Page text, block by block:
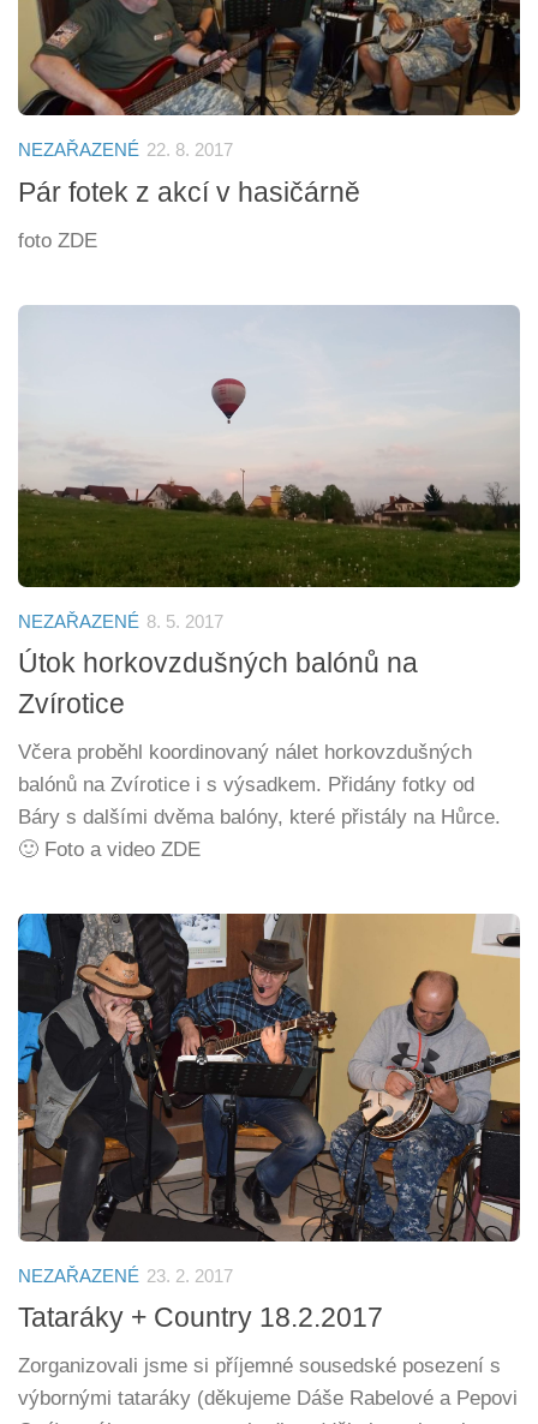
NEZAŘAZENÉ 22. 8. 2017
Pár fotek z akcí v hasičárně
foto ZDE
NEZAŘAZENÉ 8. 5. 2017
Útok horkovzdušných balónů na
Zvírotice
Včera proběhl koordinovaný nálet horkovzdušných
balónů na Zvírotice i s výsadkem. Přidány fotky od
Báry s dalšími dvěma balóny, které přistály na Hůrce.
🙂 Foto a video ZDE
NEZAŘAZENÉ 23. 2. 2017
Tataráky + Country 18.2.2017
Zorganizovali jsme si příjemné sousedské posezení s
výbornými tataráky (děkujeme Dáše Rabelové a Pepovi